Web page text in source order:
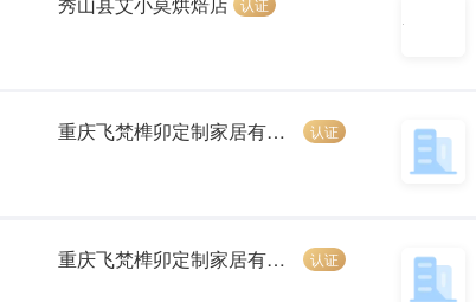
重庆飞梵榫卯定制家居有限公司 认证
重庆飞梵榫卯定制家居有限公司 认证